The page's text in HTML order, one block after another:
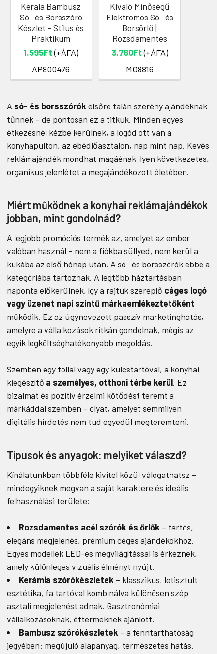
Kerala Bambusz
Só- és Borsszóró
Készlet - Stílus és
Praktikum
1.595Ft(+ÁFA)
AP800476
Kiváló Minőségű
Elektromos Só- és
Borsörlő |
Rozsdamentes
3.780Ft(+ÁFA)
MO8816
A só- és borsszórók elsőre talán szerény ajándéknak
tűnnek – de pontosan ez a titkuk. Minden egyes
étkezésnél kézbe kerülnek, a logód ott van a
konyhapulton, az ebédlőasztalon, nap mint nap. Kevés
reklámajándék mondhat magáénak ilyen következetes,
organikus jelenlétet a megajándékozott életében.
Miért működnek a konyhai reklámajándékok
jobban, mint gondolnád?
A legjobb promóciós termék az, amelyet az ember
valóban használ – nem a fiókba süllyed, nem kerül a
kukába az első hónap után. A só- és borsszórók ebbe a
kategóriába tartoznak. A legtöbb háztartásban
naponta előkerülnek, így a rajtuk szereplő céges logó
vagy üzenet napi szintű márkaemlékeztetőként
működik. Ez az úgynevezett passzív marketinghatás,
amelyre a vállalkozások ritkán gondolnak, mégis az
egyik legköltséghatékonyabb megoldás.
Szemben egy tollal vagy egy kulcstartóval, a konyhai
kiegészítő a személyes, otthoni térbe kerül. Ez
bizalmat és pozitív érzelmi kötődést teremt a
márkáddal szemben – olyat, amelyet semmilyen
digitális hirdetés nem tud egyedül megteremteni.
Típusok és anyagok: melyiket válaszd?
Kínálatunkban többféle kivitel közül válogathatsz –
mindegyiknek megvan a saját karaktere és ideális
felhasználási területe:
Rozsdamentes acél szórók és őrlők – tartós,
elegáns megjelenés, prémium céges ajándékokhoz.
Egyes modellek LED-es megvilágítással is érkeznek,
amely különleges vizuális élményt nyújt.
Kerámia szórókészletek – klasszikus, letisztult
esztétika, fa tartóval kombinálva különösen szép
asztali megjelenést adnak. Gasztronómiai
vállalkozásoknak, éttermeknek ajánlott.
Bambusz szórókészletek – a fenntarthatóság
jegyében: megújuló alapanyag, természetes hatás.